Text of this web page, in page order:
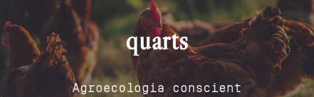
Nosaltres
quarts
Agroecologia conscient